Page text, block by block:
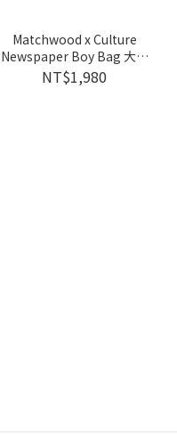
Matchwood x Culture
Newspaper Boy Bag 大容
量復古報童包
NT$1,980